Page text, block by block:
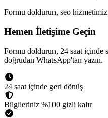
Formu doldurun, seo
Hemen İletişime Geçin
Formu doldurun, 24 saat içinde
doğrudan WhatsApp'tan yazın.
24 saat içinde geri dönüş
Bilgileriniz %100 gizli kalır